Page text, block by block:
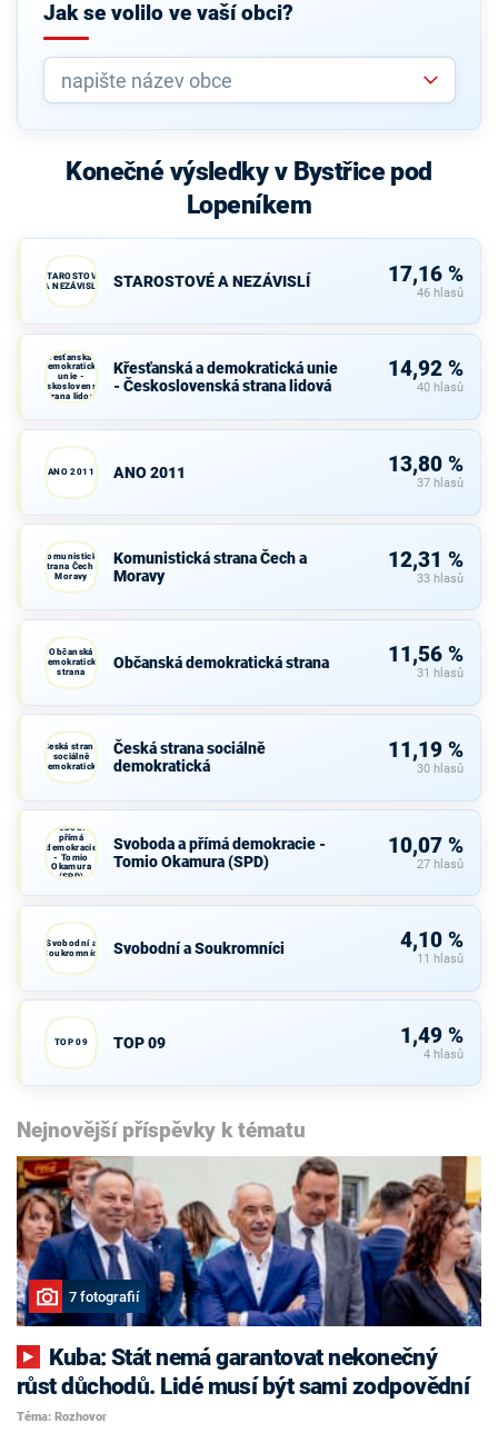
Jak se volilo ve vaší obci?
Konečné výsledky v Bystřice pod
Lopeníkem
STAROSTOVÉ
A NEZÁVISLÍ
STAROSTOVÉ A NEZÁVISLÍ 17,16 %
46 hlasů
Křesťanská a
demokratická
unie -
Československá
strana lidová
Křesťanská a demokratická unie
- Československá strana lidová
14,92 %
40 hlasů
ANO 2011 ANO 2011 13,80 %
37 hlasů
Komunistická
strana Čech a
Moravy
Komunistická strana Čech a
Moravy
12,31 %
33 hlasů
Občanská
demokratická
strana
Občanská demokratická strana 11,56 %
31 hlasů
Česká strana
sociálně
demokratická
Česká strana sociálně
demokratická
11,19 %
30 hlasů
Svoboda a
přímá
demokracie
- Tomio
Okamura
(SPD)
Svoboda a přímá demokracie -
Tomio Okamura (SPD)
10,07 %
27 hlasů
Svobodní a
Soukromníci
Svobodní a Soukromníci 4,10 %
11 hlasů
TOP 09 TOP 09 1,49 %
4 hlasů
Nejnovější příspěvky k tématu
7 fotografií
růst důchodů. Lidé musí být sami zodpovědní
Téma: Rozhovor